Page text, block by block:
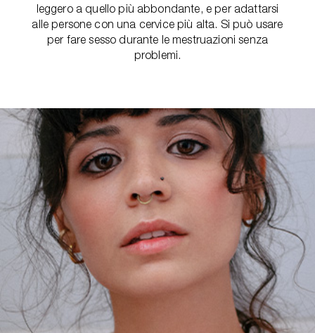
leggero a quello più abbondante, e per adattarsi
alle persone con una cervice più alta. Si può usare
per fare sesso durante le mestruazioni senza
problemi.